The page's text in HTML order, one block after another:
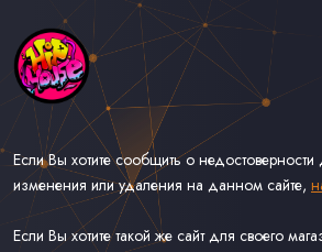
Если Вы хотите сообщить о
изменения или удаления на данном сайте,
Если Вы хотите такой же сайт для своего